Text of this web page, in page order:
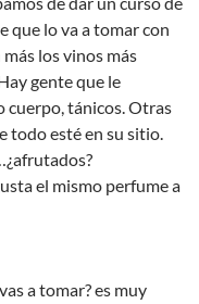
que lo va a tomar con
los vinos más
gente que le
cuerpo, tánicos. Otras
todo esté en su sitio.
el mismo perfume a
a tomar? es muy